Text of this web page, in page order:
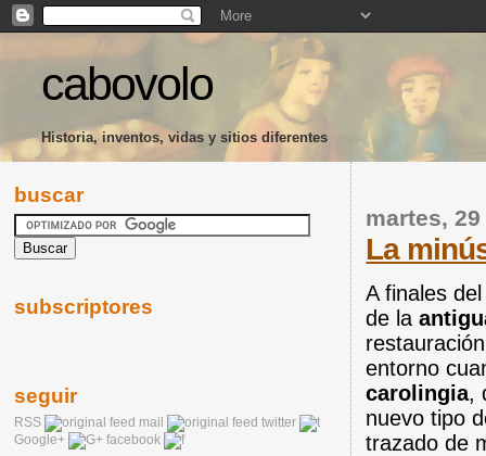
cabovolo
Historia, inventos, vidas y sitios diferentes
martes,
La
A finales
de la
entorno
carolingia,
nuevo tipo
trazado de
buscar
subscriptores
seguir
RSS mail
twitter
Google+
facebook